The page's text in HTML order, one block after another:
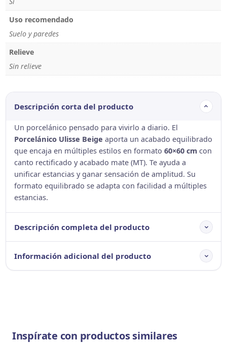
Uso recomendado
Suelo y paredes
Relieve
Sin relieve
Descripción corta del producto
Un porcelánico pensado para vivirlo a diario. El
Porcelánico Ulisse Beige aporta un acabado equilibrado
que encaja en múltiples estilos en formato60×60 cm con
canto rectificado y acabado mate (MT). Te ayuda a
unificar estancias y ganar sensación de amplitud. Su
formato equilibrado se adapta con facilidad a múltiples
estancias.
Descripción completa del producto
Información adicional del producto
Inspírate con productos similares